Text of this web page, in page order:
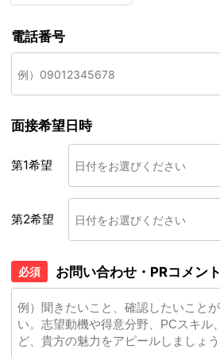
電話番号
面接希望日時
第1希望
第2希望
必須 お問い合わせ・PRコメント